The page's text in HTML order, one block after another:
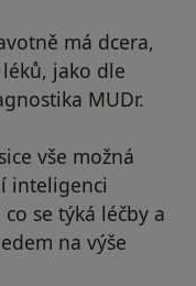
má dcera,
jako dle
MUDr.
vše možná
inteligenci
se týká léčby a
na výše